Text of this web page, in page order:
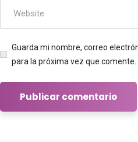
Guarda mi nombre, correo
para la próxima vez que comente.